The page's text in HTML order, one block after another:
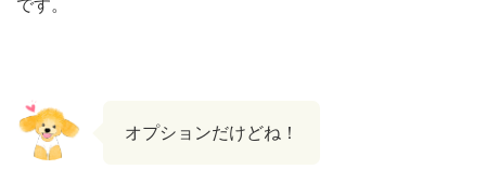
です。
オプションだけどね！